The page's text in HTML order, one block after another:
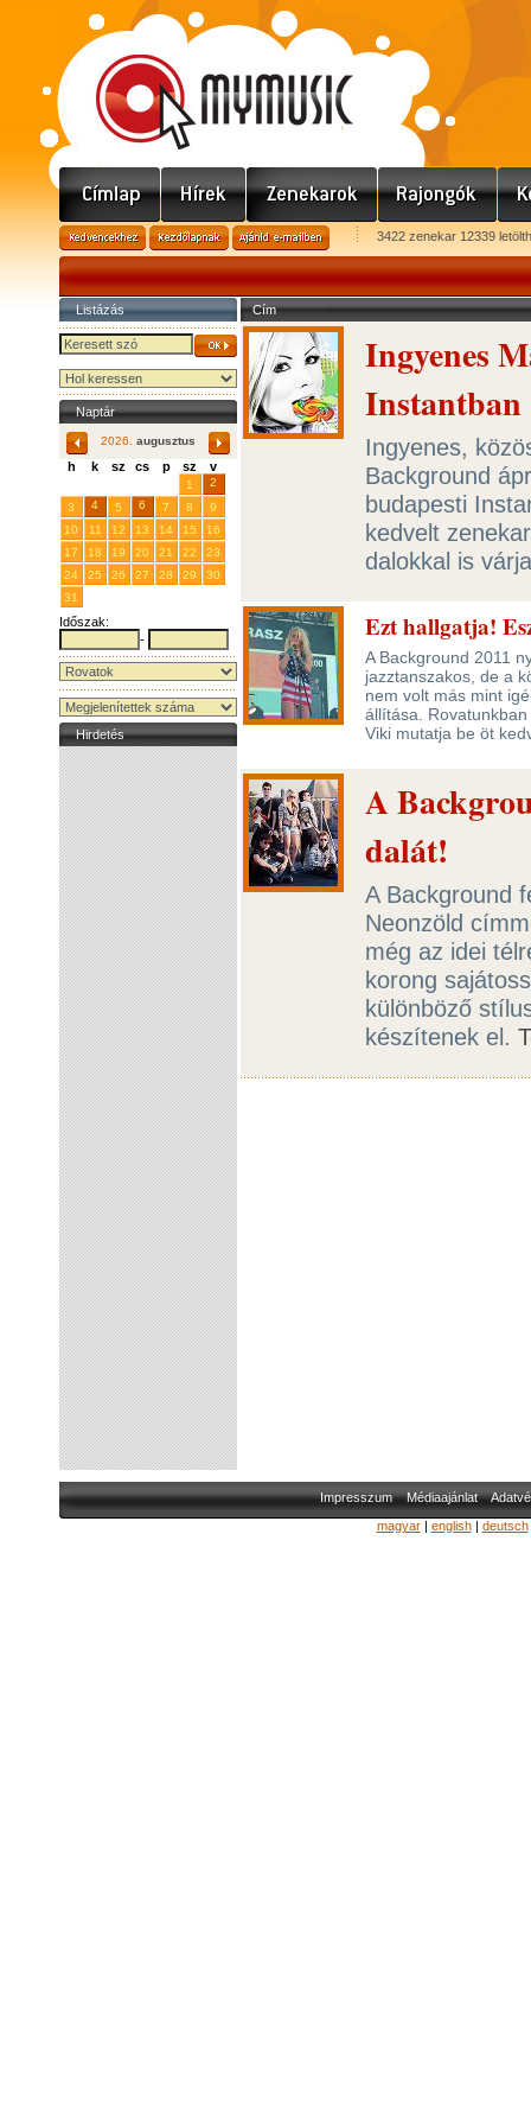
3422 zenekar 12339
Listázás
Naptár
2026. augusztus
h k sz cs p sz v
1
2
3
4 5 6 7 8
9
10
11 12 13 14 15
16
17
18 19 20 21 22
23
24
25 26 27 28 29
30
31
Időszak:
-
Hirdetés
Cím
Ingyenes
Instantban
Ingyenes,
Background
budapesti
kedvelt
dalokkal is
Ezt hallgatja!
A Background 2011
jazztanszakos, de a
nem volt más mint
állítása.
Viki mutatja be öt
A
dalát!
A Background
Neonzöld
még az idei
korong
különböző
készítenek el.
Impresszum Médiaajánlat
magyar| english| deutsch